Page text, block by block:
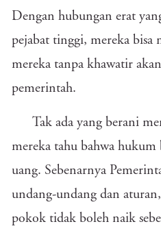
Dengan hubungan erat
pejabat tinggi, mereka bisa
mereka tanpa khawatir
pemerintah.
Tak ada yang berani
mereka tahu bahwa hukum
uang. Sebenarnya
undang-undang dan
pokok tidak boleh naik